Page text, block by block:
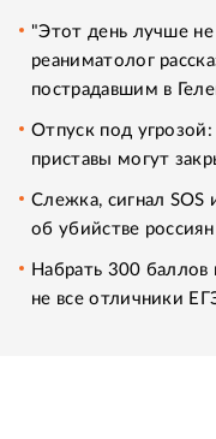
"Этот день лучше не
реаниматолог
пострадавшим в
Отпуск под
приставы могут
Слежка, сигнал SOS
об убийстве
Набрать 300
не все отличники